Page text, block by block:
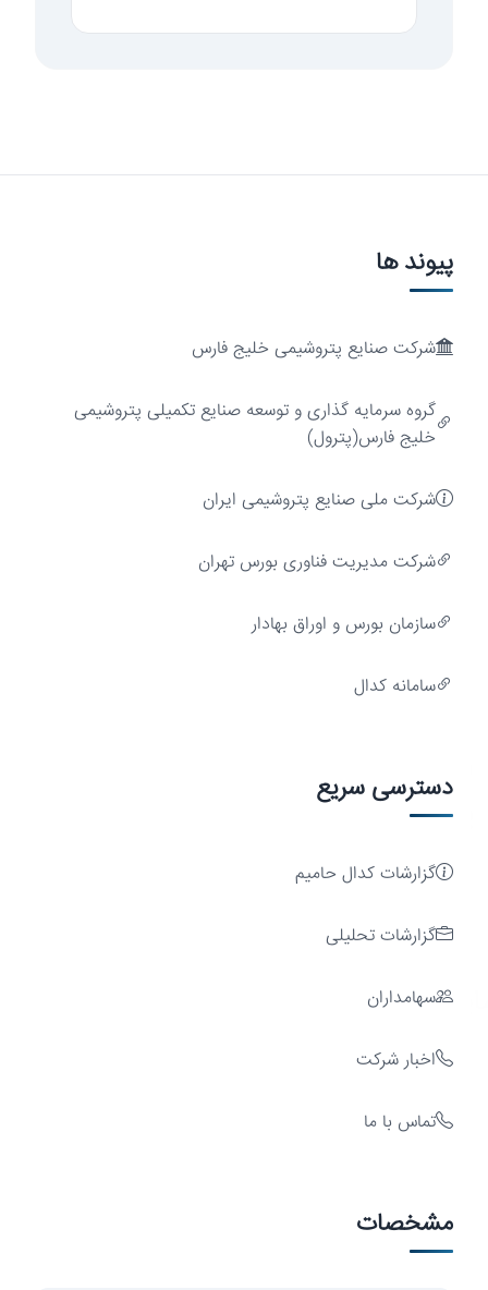
ارزش‌آفرینی
پایدار
پیوند ها
شرکت صنایع پتروشیمی خلیج فارس
گروه سرمایه گذاری و توسعه صنایع تکمیلی پتروشیمی
خلیج فارس(پترول)
شرکت ملی صنایع پتروشیمی ایران
شركت مديريت فناوری بورس تهران
سازمان بورس و اوراق بهادار
سامانه کدال
دسترسی سریع
گزارشات کدال حامیم
گزارشات تحلیلی
سهامداران
اخبار شرکت
تماس با ما
مشخصات